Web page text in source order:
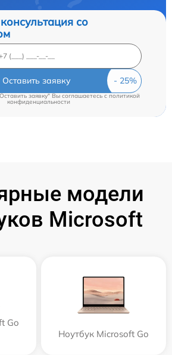
со
Оставить заявку
заявку" Вы соглашаетесь cполитикой
конфиденциальности
модели
Microsoft
Go
Ноутбук Microsoft Go